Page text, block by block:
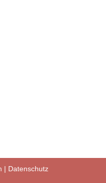
| Datenschutz